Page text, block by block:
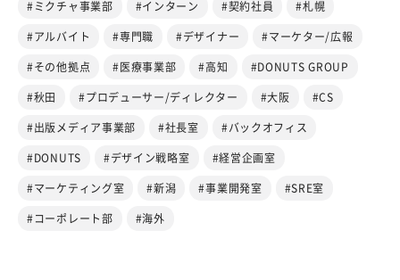
#ミクチャ事業部 #インターン #契約社員 #札幌
#アルバイト #専門職 #デザイナー #マーケター/広報
#その他拠点 #医療事業部 #高知 #DONUTS GROUP
#秋田 #プロデューサー/ディレクター #大阪 #CS
#出版メディア事業部 #社長室 #バックオフィス
#DONUTS #デザイン戦略室 #経営企画室
#マーケティング室 #新潟 #事業開発室 #SRE室
#コーポレート部 #海外